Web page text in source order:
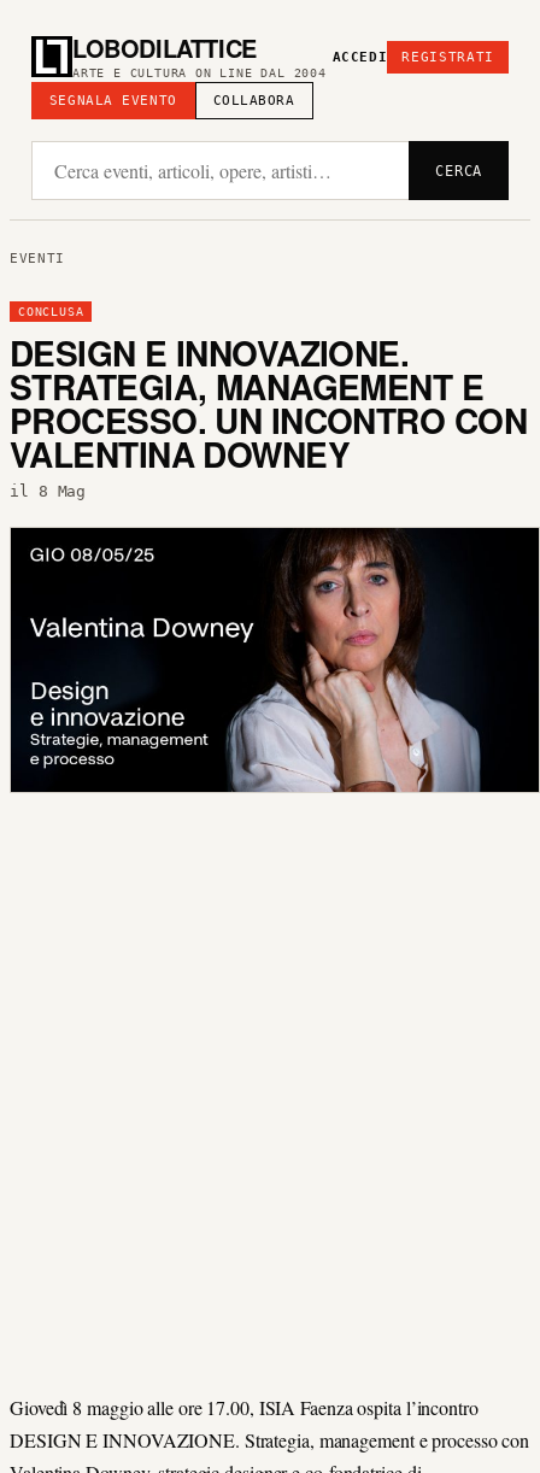
LOBODILATTICE
ARTE E CULTURA ON LINE DAL 2004
SEGNALA EVENTO COLLABORA
ACCEDI REGISTRATI
CERCA
EVENTI
CONCLUSA
DESIGN E INNOVAZIONE.
STRATEGIA, MANAGEMENT E
PROCESSO. UN INCONTRO CON
VALENTINA DOWNEY
il 8 Mag
Giovedì 8 maggio alle ore 17.00, ISIA Faenza ospita l’incontro
DESIGN E INNOVAZIONE. Strategia, management e processo con